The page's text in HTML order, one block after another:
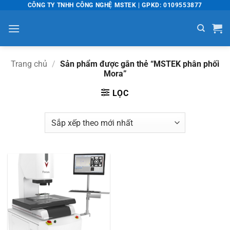
nội
dung
CÔNG TY TNHH CÔNG NGHỆ MSTEK | GPKD: 0109553877
Trang chủ / Sản phẩm được gắn thẻ “MSTEK phân phối
Mora”
LỌC